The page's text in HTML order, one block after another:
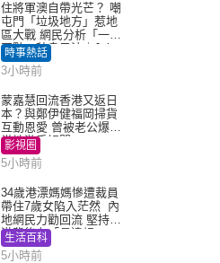
住將軍澳自帶光芒？ 嘲
屯門「垃圾地方」惹地
區大戰 網民分析「一共
同點」秒息風波｜Juicy
叮
時事熱話
3小時前
蒙嘉慧回流香港又返日
本？與鄭伊健福岡掃貨
互動恩愛 曾被老公爆在
當地游手好閒
影視圈
5小時前
34歲港漂媽媽慘遭裁員
帶住7歲女陷入茫然 內
地網民力勸回流 堅持留
港背後有「長遠規
劃」？
生活百科
5小時前